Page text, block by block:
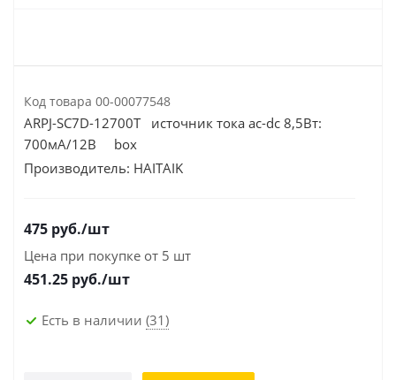
Код товара 00-00077548
ARPJ-SC7D-12700T источник тока ac-dc 8,5Вт:
700мА/12В box
Производитель: HAITAIK
475 руб./шт
Цена при покупке от 5 шт
451.25 руб./шт
Есть в наличии (31)